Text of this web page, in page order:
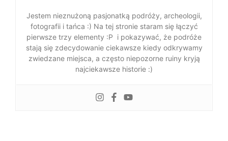
Jestem nieznużoną pasjonatką podróży, archeologii,
fotografii i tańca :) Na tej stronie staram się łączyć
pierwsze trzy elementy :P i pokazywać, że podróże
stają się zdecydowanie ciekawsze kiedy odkrywamy
zwiedzane miejsca, a często niepozorne ruiny kryją
najciekawsze historie :)